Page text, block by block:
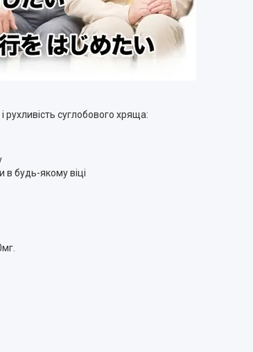
суглобового хряща:
в будь-якому віці